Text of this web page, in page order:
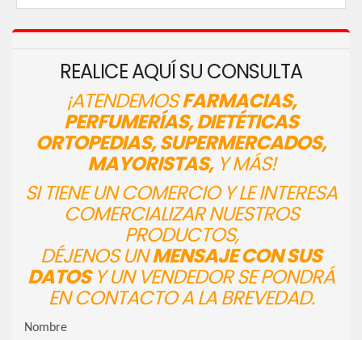
REALICE AQUÍ SU CONSULTA
¡ATENDEMOSFARMACIAS,
PERFUMERÍAS, DIETÉTICAS
ORTOPEDIAS, SUPERMERCADOS,
MAYORISTAS,Y MÁS!
SI TIENE UN COMERCIO Y LE INTERESA
COMERCIALIZAR NUESTROS
PRODUCTOS,
DÉJENOS UNMENSAJE CON SUS
DATOSY UN VENDEDOR SE PONDRÁ
EN CONTACTO A LA BREVEDAD.
Nombre